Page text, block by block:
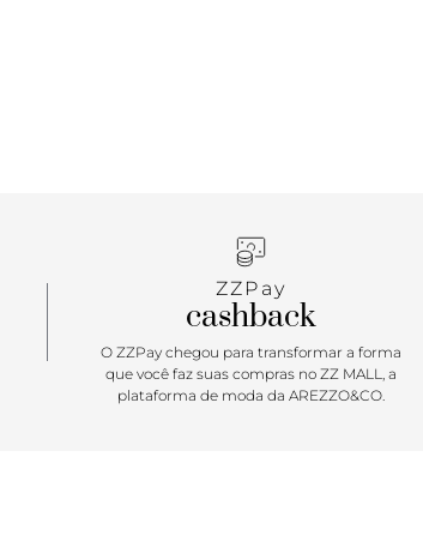
ZZPay
cashback
O ZZPay chegou para transformar a forma
que você faz suas compras no ZZ MALL, a
plataforma de moda da AREZZO&CO.